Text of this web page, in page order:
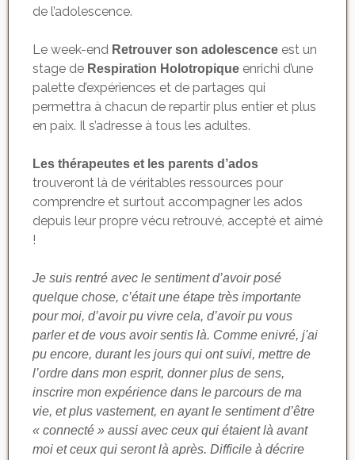
de l’adolescence.
Le week-end Retrouver son adolescence est un
stage de Respiration Holotropique enrichi d’une
palette d’expériences et de partages qui
permettra à chacun de repartir plus entier et plus
en paix. Il s’adresse à tous les adultes.
Les thérapeutes et les parents d’ados
trouveront là de véritables ressources pour
comprendre et surtout accompagner les ados
depuis leur propre vécu retrouvé, accepté et aimé
!
Je suis rentré avec le sentiment d’avoir posé
quelque chose, c’était une étape très importante
pour moi, d’avoir pu vivre cela, d’avoir pu vous
parler et de vous avoir sentis là. Comme enivré, j'ai
pu encore, durant les jours qui ont suivi, mettre de
l’ordre dans mon esprit, donner plus de sens,
inscrire mon expérience dans le parcours de ma
vie, et plus vastement, en ayant le sentiment d’être
« connecté » aussi avec ceux qui étaient là avant
moi et ceux qui seront là après. Difficile à décrire